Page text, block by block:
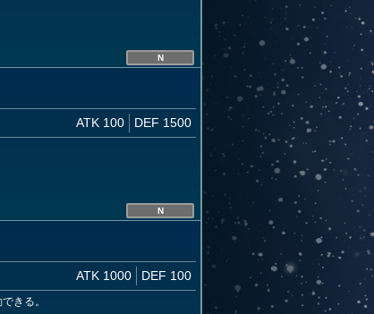
N
ATK 100 DEF 1500
N
ATK 1000 DEF 100
きる。